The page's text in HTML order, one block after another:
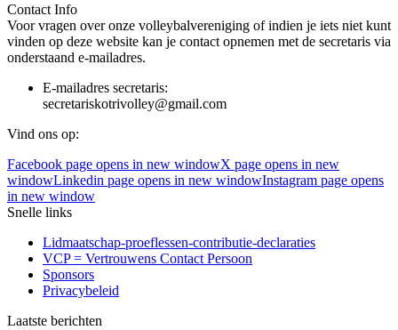
Contact Info
Voor vragen over onze volleybalvereniging of indien je iets niet kunt
vinden op deze website kan je contact opnemen met de secretaris via
onderstaand e-mailadres.
E-mailadres secretaris:
secretariskotrivolley@gmail.com
Vind ons op:
Facebook page opens in new windowX page opens in new
windowLinkedin page opens in new windowInstagram page opens
in new window
Snelle links
Lidmaatschap-proeflessen-contributie-declaraties
VCP = Vertrouwens Contact Persoon
Sponsors
Privacybeleid
Laatste berichten